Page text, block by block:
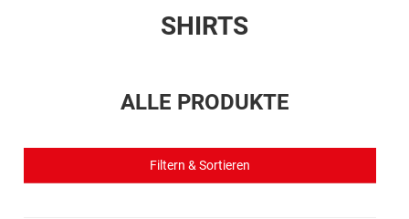
SHIRTS
ALLE PRODUKTE
Filtern & Sortieren